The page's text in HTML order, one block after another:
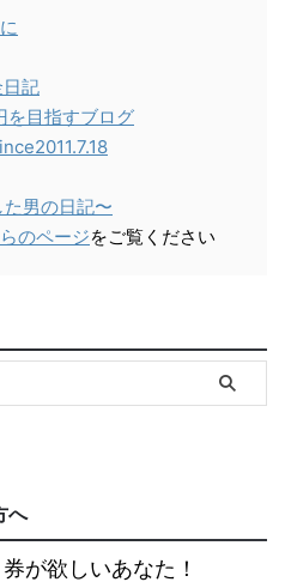
記
を目指すブログ
男の日記〜
のページをご覧ください
へ
が欲しいあなた！